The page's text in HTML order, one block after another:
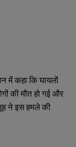
में कहा कि घायलों
की मौत हो गई और
ने इस हमले की